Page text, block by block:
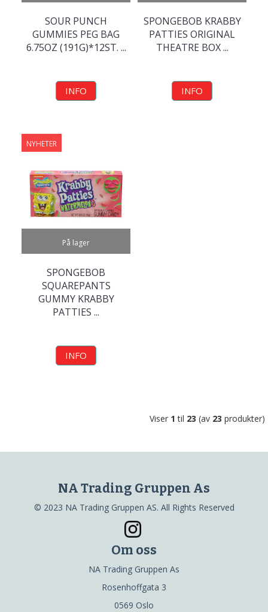
SOUR PUNCH
GUMMIES PEG BAG
6.75OZ (191G)*12ST. ...
INFO
SPONGEBOB KRABBY
PATTIES ORIGINAL
THEATRE BOX ...
INFO
På lager
NYHETER
SPONGEBOB
SQUAREPANTS
GUMMY KRABBY
PATTIES ...
INFO
Viser 1 til 23 (av 23 produkter)
NA Trading Gruppen As
© 2023 NA Trading Gruppen AS. All Rights Reserved
Om oss
NA Trading Gruppen As
Rosenhoffgata 3
0569 Oslo